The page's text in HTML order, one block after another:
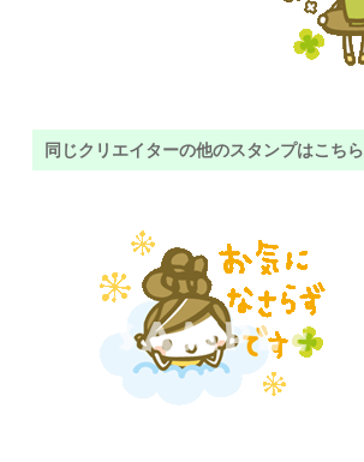
同じクリエイターの他のスタンプはこちら